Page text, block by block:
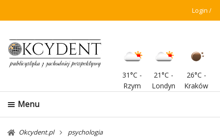
Login
31°C -
Rzym
21°C -
Londyn
26°C -
Kraków
Menu
Okcydent.pl
psychologia